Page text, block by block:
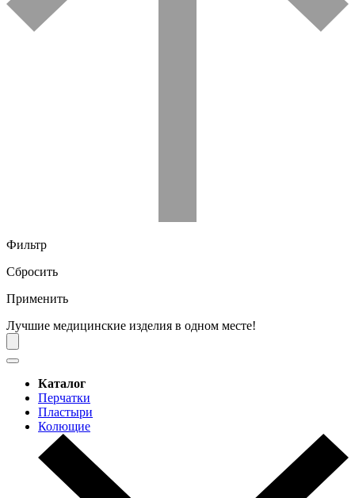
Фильтр
Сбросить
Применить
Лучшие медицинские изделия в одном месте!
Каталог
Перчатки
Пластыри
Колющие